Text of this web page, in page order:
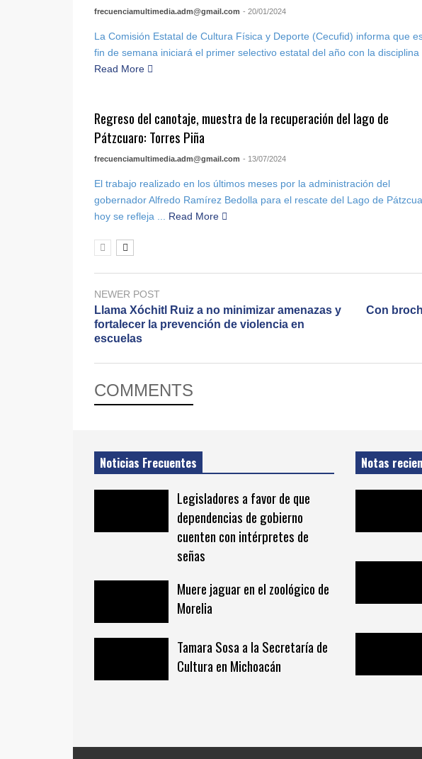
frecuenciamultimedia.adm@gmail.com - 20/01/2024
La Comisión Estatal de Cultura Física y Deporte (Cecufid) informa que
fin de semana iniciará el primer selectivo estatal del año con la disciplina
Read More
Regreso del canotaje, muestra de la recuperación del lago de
Pátzcuaro: Torres Piña
frecuenciamultimedia.adm@gmail.com - 13/07/2024
El trabajo realizado en los últimos meses por la administración del
gobernador Alfredo Ramírez Bedolla para el rescate del Lago de
hoy se refleja ... Read More
NEWER POST
Llama Xóchitl Ruiz a no minimizar amenazas y
fortalecer la prevención de violencia en
escuelas
Con
COMMENTS
Noticias Frecuentes
Legisladores a favor de que
dependencias de gobierno
cuenten con intérpretes de
señas
Muere jaguar en el zoológico de
Morelia
Tamara Sosa a la Secretaría de
Cultura en Michoacán
Notas